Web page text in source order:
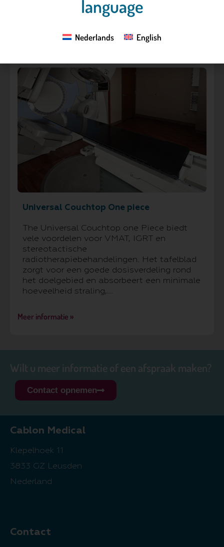
een betere dosering en doelbereik.
Universal Couchtop One piece
The Universal Couchtop one Piece biedt
vele voordelen voor VMAT, IGRT en
stereotactische
radiotherapiebehandelingen. Het tafelblad
zorgt voor een goede dosisverdeling rond
het doelgebied en absorbeert een minimale
hoeveelheid straling,...
Meer informatie »
Wilt u meer informatie of een afspraak maken?
Contact opnemen
Cablon Medical
Klepelhoek 11
3833 GZ Leusden
Nederland
Contact
language
Nederlands English